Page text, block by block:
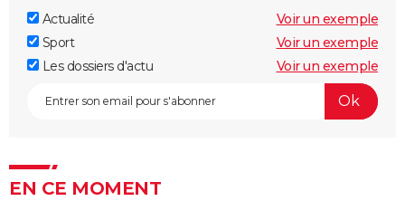
Actualité
Voir un exemple
Sport
Voir un exemple
Les dossiers d'actu
Voir un exemple
EN CE MOMENT